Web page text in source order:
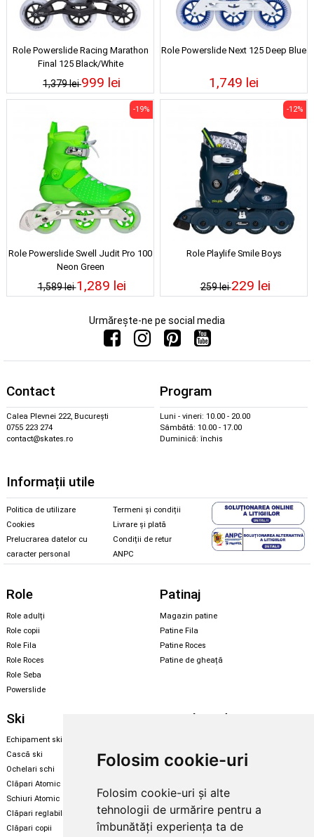
Folosim cookie-uri
Folosim cookie-uri și alte
tehnologii de urmărire pentru a
îmbunătăți experiența ta de
Role Powerslide Racing Marathon
Final 125 Black/White
1,379 lei999 lei
Role Powerslide Next 125 Deep Blue
1,749 lei
Role Powerslide Swell Judit Pro 100
Neon Green
1,589 lei
-19%
1,289 lei
Role Playlife Smile Boys
259 lei
-12%
229 lei
Urmărește-ne pe social media
Contact
Calea Plevnei 222, București
0755 223 274
contact@skates.ro
Program
Luni - vineri: 10.00 - 20.00
Sâmbătă: 10.00 - 17.00
Duminică: închis
Informații utile
Politica de utilizare
Cookies
Prelucrarea datelor cu
caracter personal
Termeni și condiții
Livrare și plată
Condiții de retur
ANPC
Role
Role adulți
Role copii
Role Fila
Role Roces
Role Seba
Powerslide
Patinaj
Magazin patine
Patine Fila
Patine Roces
Patine de gheață
Ski
Echipament ski
Cască ski
Ochelari schi
Clăpari Atomic
Schiuri Atomic
Clăpari reglabili
Clăpari copii
Snowboard
Echipament snowboard
Legături Rome SDS
Skate & longboard
Enuff Skateboards